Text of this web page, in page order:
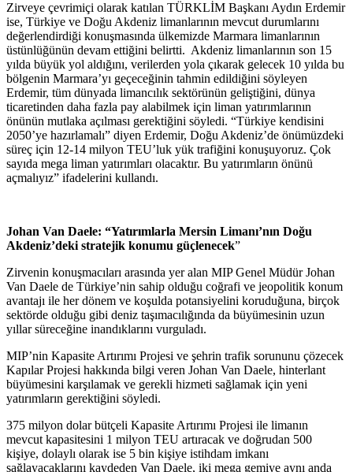
Zirveye çevrimiçi olarak katılan TÜRKLİM Başkanı Aydın Erdemir
ise, Türkiye ve Doğu Akdeniz limanlarının mevcut durumlarını
değerlendirdiği konuşmasında ülkemizde Marmara limanlarının
üstünlüğünün devam ettiğini belirtti. Akdeniz limanlarının son 15
yılda büyük yol aldığını, verilerden yola çıkarak gelecek 10 yılda bu
bölgenin Marmara’yı geçeceğinin tahmin edildiğini söyleyen
Erdemir, tüm dünyada limancılık sektörünün geliştiğini, dünya
ticaretinden daha fazla pay alabilmek için liman yatırımlarının
önünün mutlaka açılması gerektiğini söyledi. “Türkiye kendisini
2050’ye hazırlamalı” diyen Erdemir, Doğu Akdeniz’de önümüzdeki
süreç için 12-14 milyon TEU’luk yük trafiğini konuşuyoruz. Çok
sayıda mega liman yatırımları olacaktır. Bu yatırımların önünü
açmalıyız” ifadelerini kullandı.
Johan Van Daele: “Yatırımlarla Mersin Limanı’nın Doğu
Akdeniz’deki stratejik konumu güçlenecek”
Zirvenin konuşmacıları arasında yer alan MIP Genel Müdür Johan
Van Daele de Türkiye’nin sahip olduğu coğrafi ve jeopolitik konum
avantajı ile her dönem ve koşulda potansiyelini koruduğuna, birçok
sektörde olduğu gibi deniz taşımacılığında da büyümesinin uzun
yıllar süreceğine inandıklarını vurguladı.
MIP’nin Kapasite Artırımı Projesi ve şehrin trafik sorununu çözecek
Kapılar Projesi hakkında bilgi veren Johan Van Daele, hinterlant
büyümesini karşılamak ve gerekli hizmeti sağlamak için yeni
yatırımların gerektiğini söyledi.
375 milyon dolar bütçeli Kapasite Artırımı Projesi ile limanın
mevcut kapasitesini 1 milyon TEU artıracak ve doğrudan 500
kişiye, dolaylı olarak ise 5 bin kişiye istihdam imkanı
sağlayacaklarını kaydeden Van Daele, iki mega gemiye aynı anda